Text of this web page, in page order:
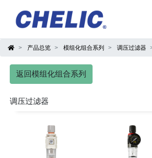
产品总览 模组化组合系列 调压过滤器
返回模组化组合系列
调压过滤器